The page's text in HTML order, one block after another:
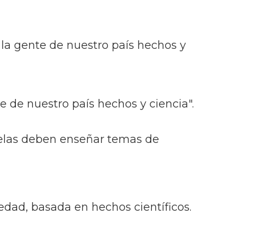
gente de nuestro país hechos y
de nuestro país hechos y ciencia".
deben enseñar temas de
basada en hechos científicos.